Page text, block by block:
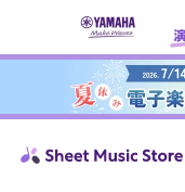
ンツに